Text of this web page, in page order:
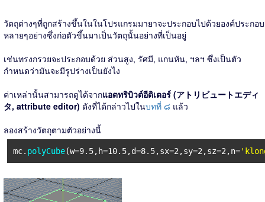
วัตถุต่างๆที่ถูกสร้างขึ้นในในโปรแกรมมายาจะประกอบไปด้วยองค์ประกอบ
หลายๆอย่างซึ่งก่อตัวขึ้นมาเป็นวัตถุนั้นอย่างที่เป็นอยู่
เช่นทรงกรวยจะประกอบด้วย ส่วนสูง, รัศมี, แกนหัน, ฯลฯ ซึ่งเป็นตัว
กำหนดว่ามันจะมีรูปร่างเป็นยังไง
ค่าเหล่านั้นสามารถดูได้จากแอตทริบิวต์อีดิเตอร์ (アトリビュートエディ
タ, attribute editor) ดังที่ได้กล่าวไปในบทที่ ๘ แล้ว
ลองสร้างวัตถุตามตัวอย่างนี้
mc. polyCube(w=9.5,h=10.5,d=8.5,sx=2,sy=2,sz=2,n=